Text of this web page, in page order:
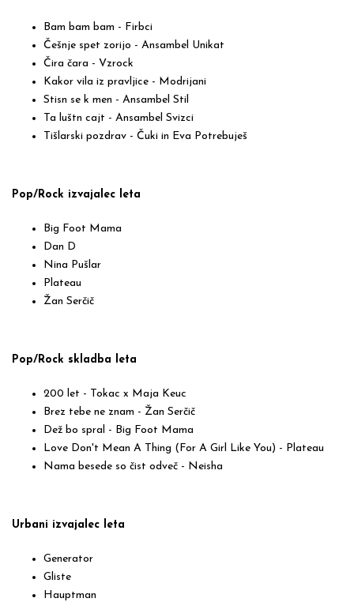
Bam bam bam - Firbci
Češnje spet zorijo - Ansambel Unikat
Čira čara - Vzrock
Kakor vila iz pravljice - Modrijani
Stisn se k men - Ansambel Stil
Ta luštn cajt - Ansambel Svizci
Tišlarski pozdrav - Čuki in Eva Potrebuješ
Pop/Rock izvajalec leta
Big Foot Mama
Dan D
Nina Pušlar
Plateau
Žan Serčič
Pop/Rock skladba leta
200 let - Tokac x Maja Keuc
Brez tebe ne znam - Žan Serčič
Dež bo spral - Big Foot Mama
Love Don't Mean A Thing (For A Girl Like You) - Plateau
Nama besede so čist odveč - Neisha
Urbani izvajalec leta
Generator
Gliste
Hauptman